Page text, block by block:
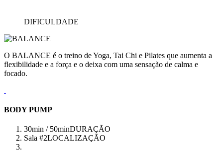
DIFICULDADE
O BALANCE é o treino de Yoga, Tai Chi e Pilates que aumenta a
flexibilidade e a força e o deixa com uma sensação de calma e
focado.
BODY PUMP
30min / 50minDURAÇÃO
Sala #2LOCALIZAÇÃO